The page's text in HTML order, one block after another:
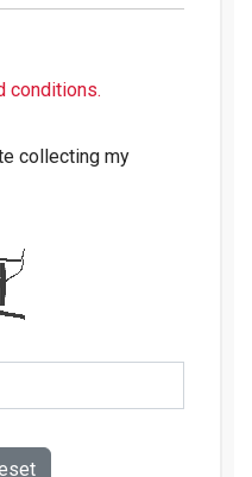
conditions.
collecting my